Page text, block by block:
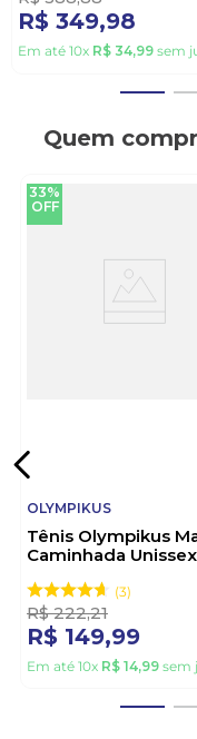
R$ 349,98
Em até 10x R$ 34,99 sem
Quem
33%
OFF
OLYMPIKUS
Tênis Olympikus
Caminhada Unissex
3
R$ 222,21
R$ 149,99
Em até 10x R$ 14,99 sem